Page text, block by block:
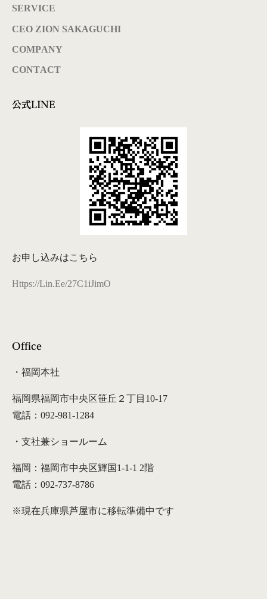
SERVICE
CEO ZION SAKAGUCHI
COMPANY
CONTACT
公式LINE
お申し込みはこちら
Https://lin.ee/27C1iJimO
Office
・福岡本社
福岡県福岡市中央区笹丘２丁目10-17
電話：092-981-1284
・支社兼ショールーム
福岡：福岡市中央区輝国1-1-1 2階
電話：092-737-8786
※現在兵庫県芦屋市に移転準備中です